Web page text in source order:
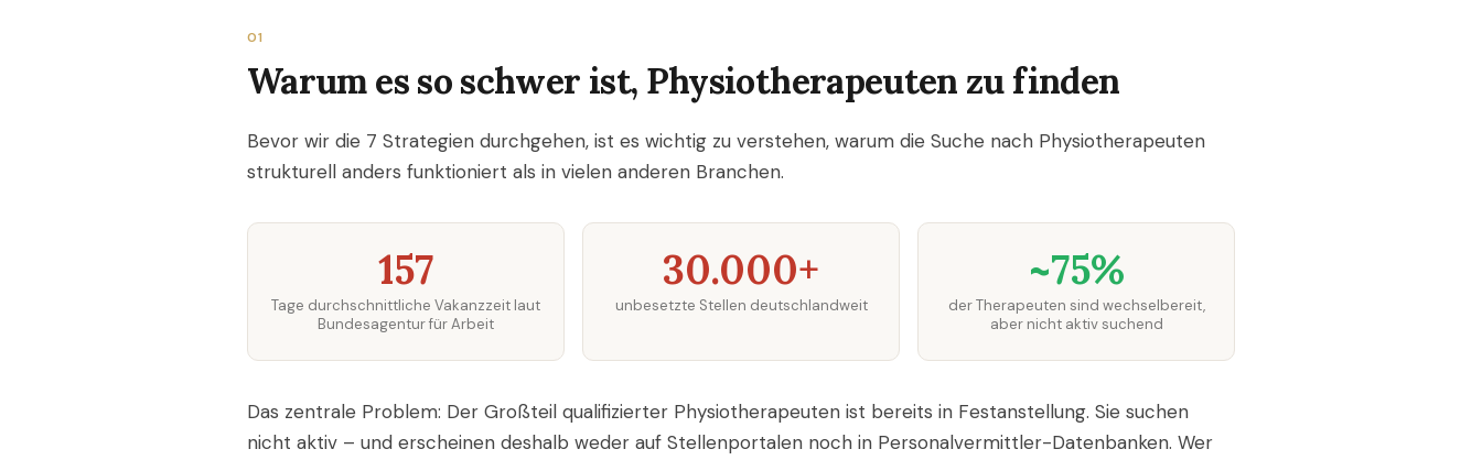
01
Warum es so schwer ist, Physiotherapeuten zu finden
Bevor wir die 7 Strategien durchgehen, ist es wichtig zu verstehen, warum die Suche nach Physiotherapeuten
strukturell anders funktioniert als in vielen anderen Branchen.
157
Tage durchschnittliche Vakanzzeit laut
Bundesagentur für Arbeit
30.000+
unbesetzte Stellen deutschlandweit
~75%
der Therapeuten sind wechselbereit,
aber nicht aktiv suchend
Das zentrale Problem: Der Großteil qualifizierter Physiotherapeuten ist bereits in Festanstellung. Sie suchen
nicht aktiv – und erscheinen deshalb weder auf Stellenportalen noch in Personalvermittler-Datenbanken. Wer